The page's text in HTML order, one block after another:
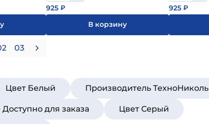
925 ₽
В корзину
925 ₽
03
Цвет Белый Производитель ТехноНиколь
для заказа Цвет Серый